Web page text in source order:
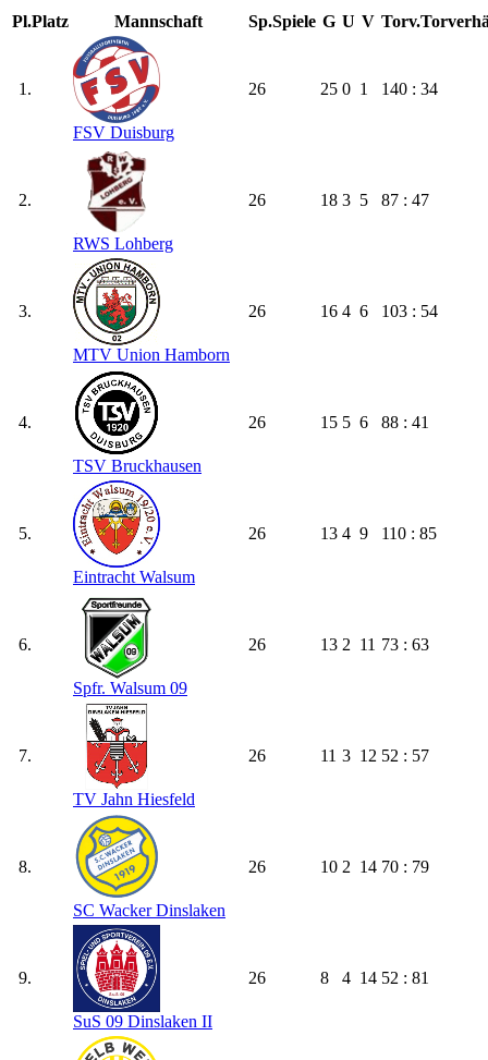
Pl.Platz Mannschaft Sp.Spiele G U V Torv.
1.
FSV Duisburg
26 25 0 1 140 : 34
2.
RWS Lohberg
26 18 3 5 87 : 47
3.
MTV Union Hamborn
26 16 4 6 103 : 54
4.
TSV Bruckhausen
26 15 5 6 88 : 41
5.
Eintracht Walsum
26 13 4 9 110 : 85
6.
Spfr. Walsum 09
26 13 2 11 73 : 63
7.
TV Jahn Hiesfeld
26 11 3 12 52 : 57
8.
SC Wacker Dinslaken
26 10 2 14 70 : 79
9.
SuS 09 Dinslaken II
26 8 4 14 52 : 81